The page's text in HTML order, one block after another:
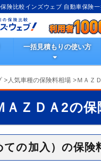
険比較インズウェブ 自動車保険一
一括見積もりの使い方
> 人気車種の保険料相場 > ＭＡＺ
ＡＺＤＡ2の
ての加入）の保険